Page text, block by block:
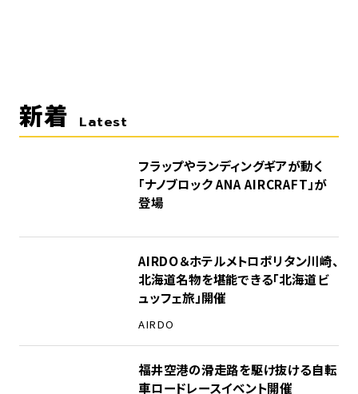
新着 Latest
フラップやランディングギアが動く
「ナノブロック ANA AIRCRAFT」が
登場
AIRDO＆ホテルメトロポリタン川崎、
北海道名物を堪能できる「北海道ビ
ュッフェ旅」開催
AIRDO
福井空港の滑走路を駆け抜ける自転
車ロードレースイベント開催